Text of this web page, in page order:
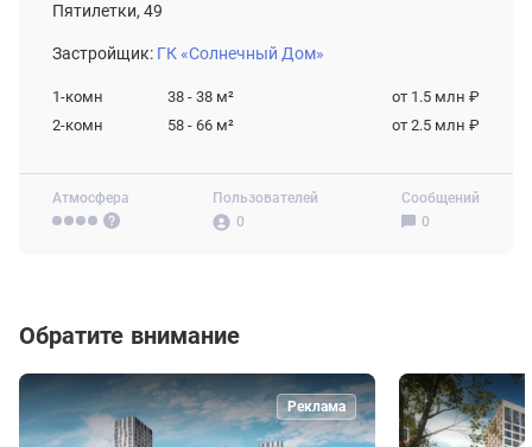
Атмосфера
Пользователей
0
Сообщений
0
Пятилетки, 49
Застройщик: ГК «Солнечный Дом»
1-комн 38 - 38 м²
от 1.5 млн ₽
2-комн
58 - 66 м² от 2.5 млн ₽
Обратите внимание
Реклама